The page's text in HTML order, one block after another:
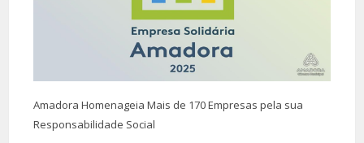
Amadora Homenageia Mais de 170 Empresas pela sua
Responsabilidade Social